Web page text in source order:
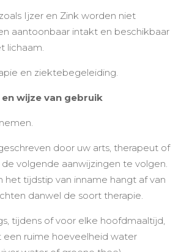
Ijzer en Zink worden niet
aantoonbaar intakt en beschikbaar
lichaam.
en ziektebegeleiding.
wijze van gebruik
door uw arts, therapeut of
volgende aanwijzingen te volgen.
het tijdstip van inname hangt af van
danwel de soort therapie.
tijdens of voor elke hoofdmaaltijd,
een ruime hoeveelheid water